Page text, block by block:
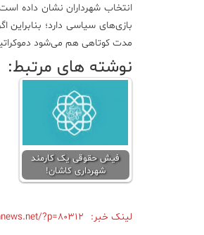
انتخاب شهرداران نشان داده
بازی‌های سیاسی دارد؛
مدت کوتاهی هم می‌شود
نوشته های مرتبط:
فیش حقوقی یک کارمند
شهرداری کاشان!
لینک خبر: ?p=80312